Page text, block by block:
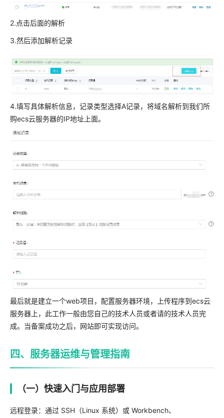
2.点击后面的解析
3.然后添加解析记录
4.填写具体解析信息，记录类型选择A记录，将域名解析到我们所
购ecs云服务器的IP地址上面。
最后就是建立一个web项目，配置服务器环境，上传程序到ecs云
服务器上，此工作一般由您自己的技术人员或者请的技术人员完
成。当备案成功之后，网站即可实现访问。
四、服务器运维与管理指南
（一）快速入门与应用部署
远程登录：通过 SSH（Linux 系统）或 Workbench、